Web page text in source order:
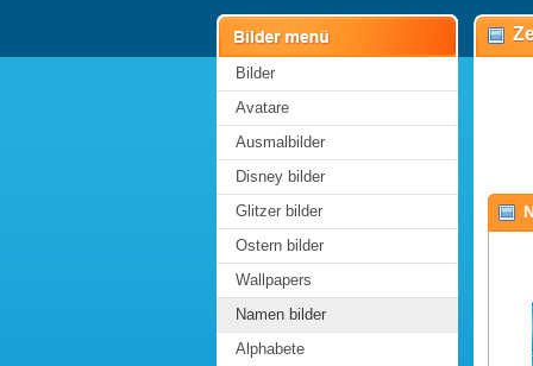
Bilder
Avatare
Ausmalbilder
Disney bilder
Glitzer bilder
Ostern bilder
Wallpapers
Namen bilder
Alphabete